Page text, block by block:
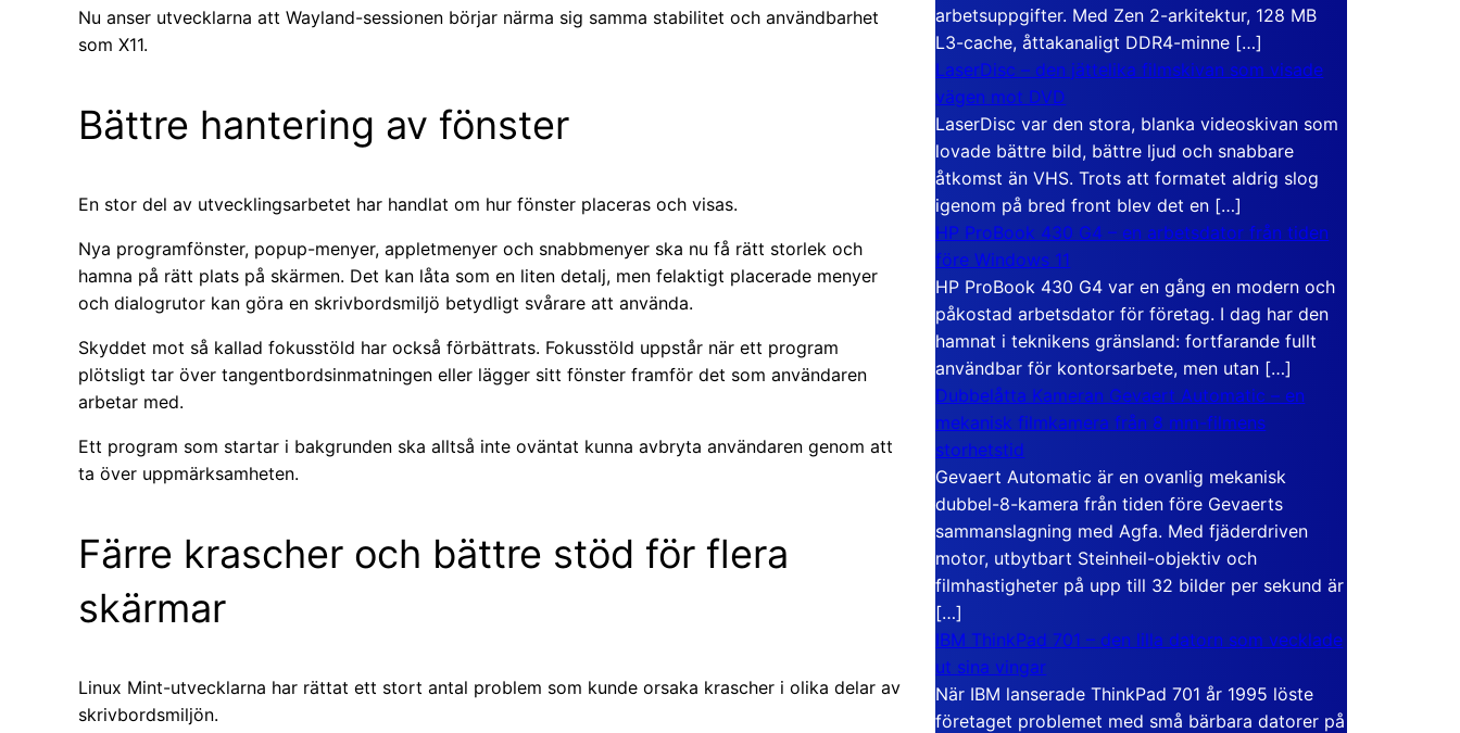
Nu anser utvecklarna att Wayland-sessionen börjar närma sig samma stabilitet och användbarhet
som X11.
Bättre hantering av fönster
En stor del av utvecklingsarbetet har handlat om hur fönster placeras och visas.
Nya programfönster, popup-menyer, appletmenyer och snabbmenyer ska nu få rätt storlek och
hamna på rätt plats på skärmen. Det kan låta som en liten detalj, men felaktigt placerade menyer
och dialogrutor kan göra en skrivbordsmiljö betydligt svårare att använda.
Skyddet mot så kallad fokusstöld har också förbättrats. Fokusstöld uppstår när ett program
plötsligt tar över tangentbordsinmatningen eller lägger sitt fönster framför det som användaren
arbetar med.
Ett program som startar i bakgrunden ska alltså inte oväntat kunna avbryta användaren genom att
ta över uppmärksamheten.
Färre krascher och bättre stöd för flera
skärmar
Linux Mint-utvecklarna har rättat ett stort antal problem som kunde orsaka krascher i olika delar av
skrivbordsmiljön.
arbetsuppgifter. Med Zen 2-arkitektur, 128 MB
L3-cache, åttakanaligt DDR4-minne […]
LaserDisc – den jättelika filmskivan som visade
vägen mot DVD
LaserDisc var den stora, blanka videoskivan som
lovade bättre bild, bättre ljud och snabbare
åtkomst än VHS. Trots att formatet aldrig slog
igenom på bred front blev det en […]
HP ProBook 430 G4 – en arbetsdator från tiden
före Windows 11
HP ProBook 430 G4 var en gång en modern och
påkostad arbetsdator för företag. I dag har den
hamnat i teknikens gränsland: fortfarande fullt
användbar för kontorsarbete, men utan […]
Dubbelåtta Kameran Gevaert Automatic – en
mekanisk filmkamera från 8 mm-filmens
storhetstid
Gevaert Automatic är en ovanlig mekanisk
dubbel-8-kamera från tiden före Gevaerts
sammanslagning med Agfa. Med fjäderdriven
motor, utbytbart Steinheil-objektiv och
filmhastigheter på upp till 32 bilder per sekund är
[…]
IBM ThinkPad 701 – den lilla datorn som vecklade
ut sina vingar
När IBM lanserade ThinkPad 701 år 1995 löste
företaget problemet med små bärbara datorer på